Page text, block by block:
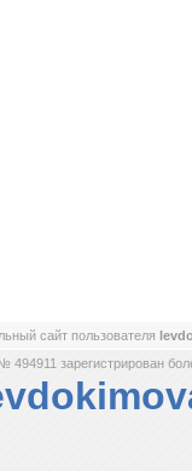
сайт пользователя
494911 зарегистрирован